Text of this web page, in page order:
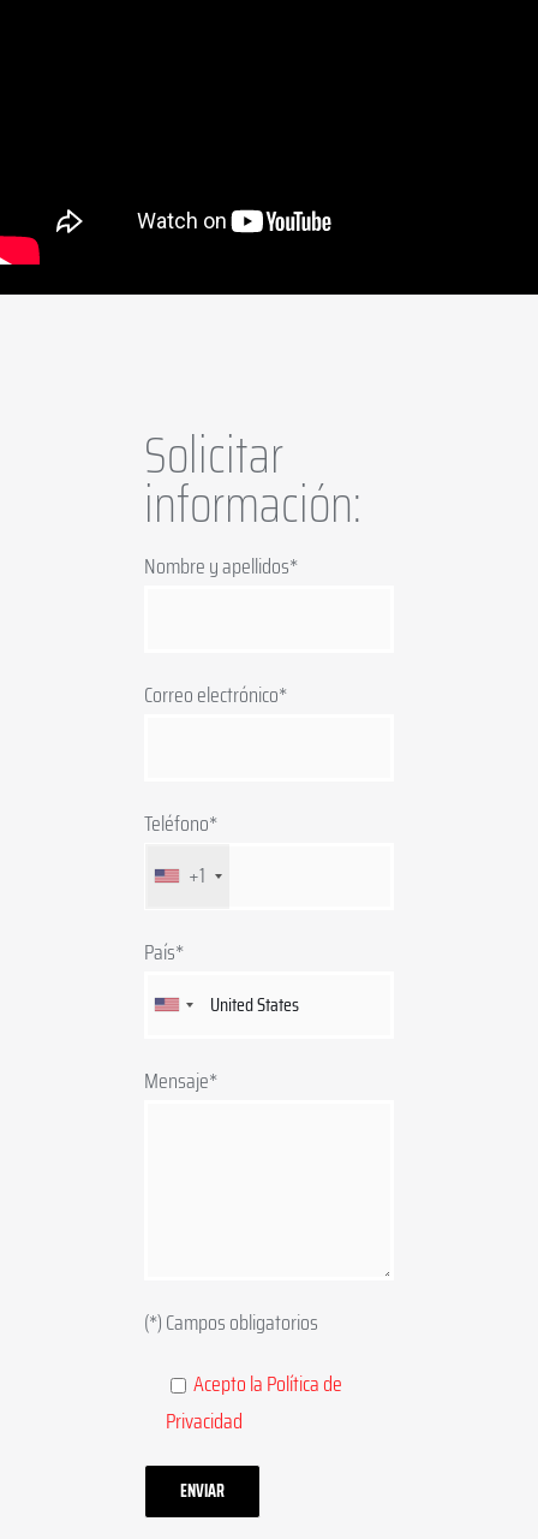
Solicitar
información:
Nombre y apellidos*
Correo electrónico*
Teléfono*
+1
País*
Mensaje*
(*) Campos obligatorios
Acepto la Política de
Privacidad